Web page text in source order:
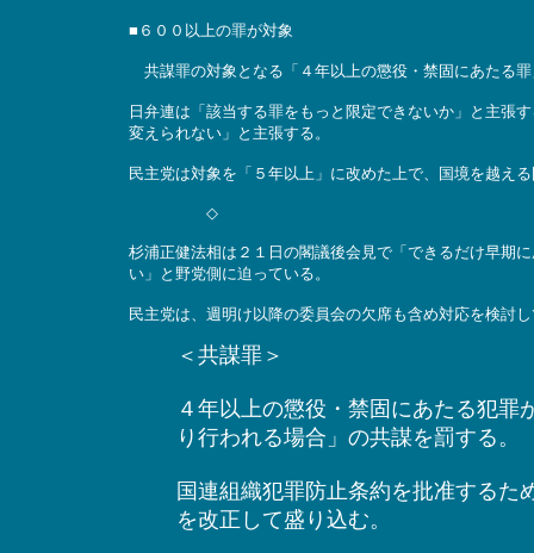
■６００以上の罪が対象
共謀罪の対象となる「４年以上の懲役・禁固にあたる
日弁連は「該当する罪をもっと限定できないか」と主張
変えられない」と主張する。
民主党は対象を「５年以上」に改めた上で、国境を越え
◇
杉浦正健法相は２１日の閣議後会見で「できるだけ早期
い」と野党側に迫っている。
民主党は、週明け以降の委員会の欠席も含め対応を検討
＜共謀罪＞
４年以上の懲役・禁固にあたる犯
り行われる場合」の共謀を罰する。
国連組織犯罪防止条約を批准するた
を改正して盛り込む。